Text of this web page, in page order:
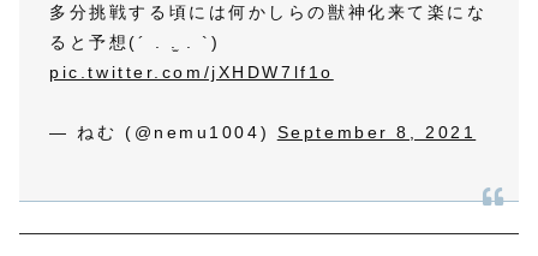
多分挑戦する頃には何かしらの獣神化来て楽にな
ると予想(´ . .̫ . `)
pic.twitter.com/jXHDW7lf1o
— ねむ (@nemu1004) September 8, 2021